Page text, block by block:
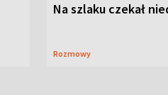
Na szlaku czekał
Rozmowy